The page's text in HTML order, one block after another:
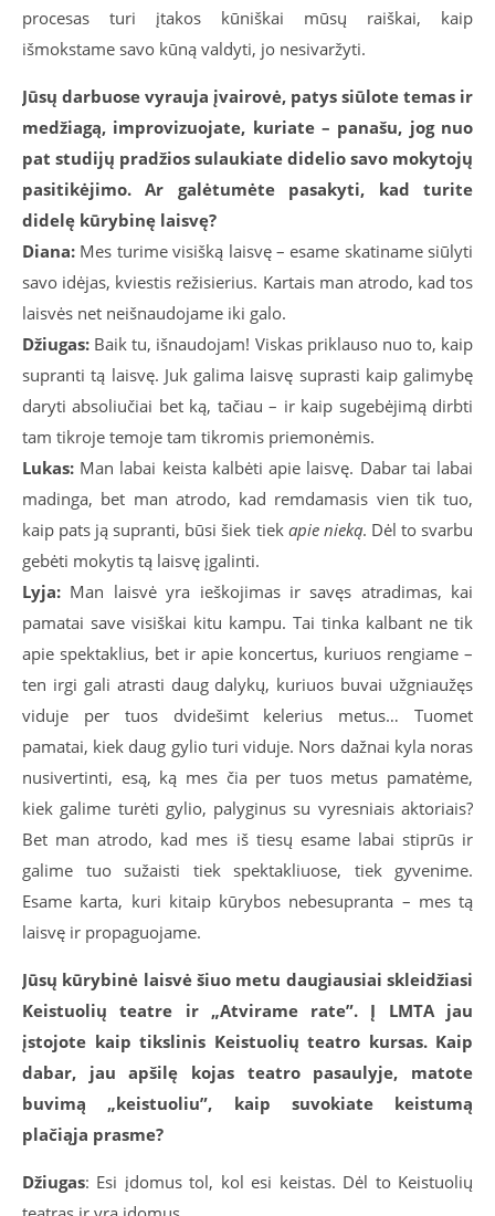
procesas turi įtakos kūniškai mūsų raiškai, kaip
išmokstame savo kūną valdyti, jo nesivaržyti.
Jūsų darbuose vyrauja įvairovė, patys siūlote temas ir
medžiagą, improvizuojate, kuriate – panašu, jog nuo
pat studijų pradžios sulaukiate didelio savo mokytojų
pasitikėjimo. Ar galėtumėte pasakyti, kad turite
didelę kūrybinę laisvę?
Diana: Mes turime visišką laisvę – esame skatiname siūlyti
savo idėjas, kviestis režisierius. Kartais man atrodo, kad tos
laisvės net neišnaudojame iki galo.
Džiugas: Baik tu, išnaudojam! Viskas priklauso nuo to, kaip
supranti tą laisvę. Juk galima laisvę suprasti kaip galimybę
daryti absoliučiai bet ką, tačiau – ir kaip sugebėjimą dirbti
tam tikroje temoje tam tikromis priemonėmis.
Lukas: Man labai keista kalbėti apie laisvę. Dabar tai labai
madinga, bet man atrodo, kad remdamasis vien tik tuo,
kaip pats ją supranti, būsi šiek tiek apie nieką. Dėl to svarbu
gebėti mokytis tą laisvę įgalinti.
Lyja: Man laisvė yra ieškojimas ir savęs atradimas, kai
pamatai save visiškai kitu kampu. Tai tinka kalbant ne tik
apie spektaklius, bet ir apie koncertus, kuriuos rengiame –
ten irgi gali atrasti daug dalykų, kuriuos buvai užgniaužęs
viduje per tuos dvidešimt kelerius metus… Tuomet
pamatai, kiek daug gylio turi viduje. Nors dažnai kyla noras
nusivertinti, esą, ką mes čia per tuos metus pamatėme,
kiek galime turėti gylio, palyginus su vyresniais aktoriais?
Bet man atrodo, kad mes iš tiesų esame labai stiprūs ir
galime tuo sužaisti tiek spektakliuose, tiek gyvenime.
Esame karta, kuri kitaip kūrybos nebesupranta – mes tą
laisvę ir propaguojame.
Jūsų kūrybinė laisvė šiuo metu daugiausiai skleidžiasi
Keistuolių teatre ir „Atvirame rate”. Į LMTA jau
įstojote kaip tikslinis Keistuolių teatro kursas. Kaip
dabar, jau apšilę kojas teatro pasaulyje, matote
buvimą „keistuoliu”, kaip suvokiate keistumą
plačiąja prasme?
Džiugas: Esi įdomus tol, kol esi keistas. Dėl to Keistuolių